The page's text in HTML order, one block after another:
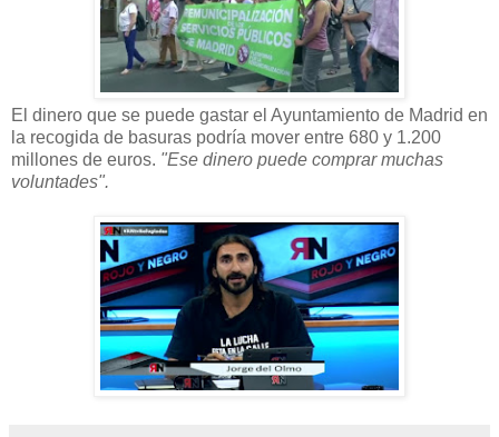
El dinero que se puede gastar el Ayuntamiento de Madrid en
la recogida de basuras podría mover entre 680 y 1.200
millones de euros. "Ese dinero puede comprar muchas
voluntades".